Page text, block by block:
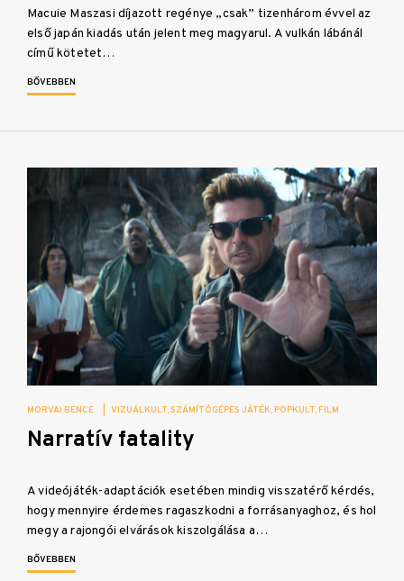
Macuie Maszasi díjazott regénye „csak” tizenhárom évvel az
első japán kiadás után jelent meg magyarul. A vulkán lábánál
című kötetet…
BŐVEBBEN
MORVAI BENCE VIZUÁLKULT SZÁMÍTÓGÉPES JÁTÉK POPKULT FILM
Narratív fatality
A videójáték-adaptációk esetében mindig visszatérő kérdés,
hogy mennyire érdemes ragaszkodni a forrásanyaghoz, és hol
megy a rajongói elvárások kiszolgálása a…
BŐVEBBEN